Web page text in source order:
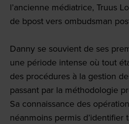
l’ancienne médiatrice, Truus
de bpost vers ombudsman
Danny se souvient de ses
une période intense où tout
des procédures à la gestion
passant par la méthodologie
Sa connaissance des
néanmoins permis d’identifier